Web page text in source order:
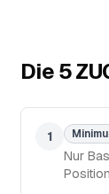
Die 5
1
Nur